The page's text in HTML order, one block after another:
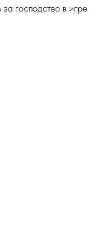
господство в игре